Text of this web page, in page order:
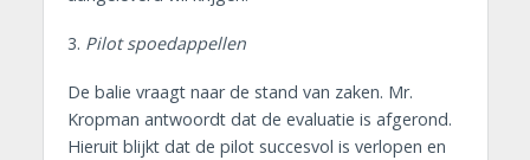
3. Pilot spoedappellen
De balie vraagt naar de stand van zaken. Mr.
Kropman antwoordt dat de evaluatie is afgerond.
Hieruit blijkt dat de pilot succesvol is verlopen en